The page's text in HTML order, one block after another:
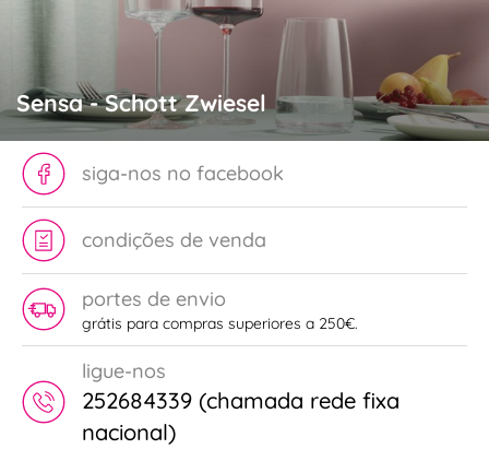
Sensa - Schott Zwiesel
siga-nos no facebook
condições de venda
portes de envio
grátis para compras superiores a 250€.
ligue-nos
252684339 (chamada rede fixa
nacional)